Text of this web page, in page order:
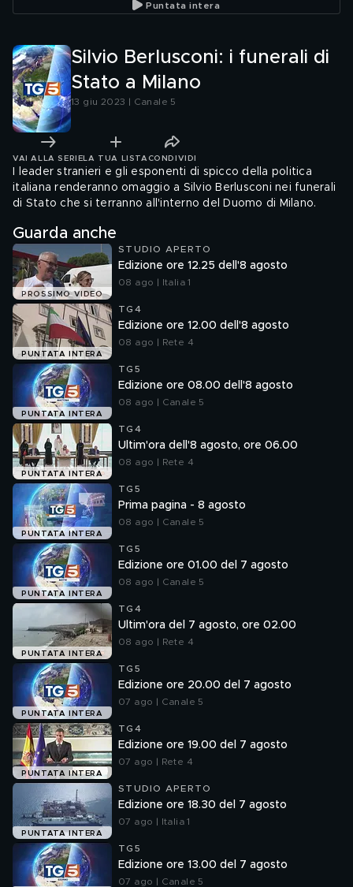
Puntata intera
Silvio Berlusconi: i funerali di
Stato a Milano
13 giu 2023 | Canale 5
VAI ALLA SERIE LA TUA LISTA CONDIVIDI
I leader stranieri e gli esponenti di spicco della politica
italiana renderanno omaggio a Silvio Berlusconi nei funerali
di Stato che si terranno all'interno del Duomo di Milano.
Guarda anche
PROSSIMO VIDEO
STUDIO APERTO
Edizione ore 12.25 dell'8 agosto
08 ago | Italia 1
PUNTATA INTERA
TG4
Edizione ore 12.00 dell'8 agosto
08 ago | Rete 4
PUNTATA INTERA
TG5
Edizione ore 08.00 dell'8 agosto
08 ago | Canale 5
PUNTATA INTERA
TG4
Ultim'ora dell'8 agosto, ore 06.00
08 ago | Rete 4
PUNTATA INTERA
TG5
Prima pagina - 8 agosto
08 ago | Canale 5
PUNTATA INTERA
TG5
Edizione ore 01.00 del 7 agosto
08 ago | Canale 5
PUNTATA INTERA
TG4
Ultim'ora del 7 agosto, ore 02.00
08 ago | Rete 4
PUNTATA INTERA
TG5
Edizione ore 20.00 del 7 agosto
07 ago | Canale 5
PUNTATA INTERA
TG4
Edizione ore 19.00 del 7 agosto
07 ago | Rete 4
PUNTATA INTERA
STUDIO APERTO
Edizione ore 18.30 del 7 agosto
07 ago | Italia 1
TG5
Edizione ore 13.00 del 7 agosto
07 ago | Canale 5